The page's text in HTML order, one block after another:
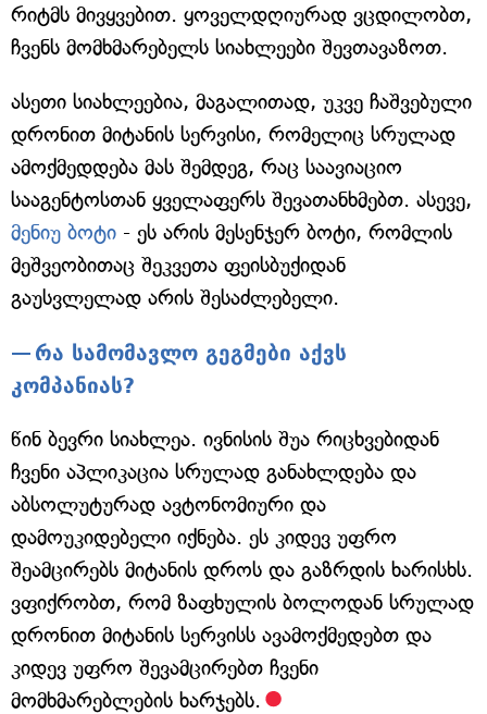
რიტმს მივყვებით. ყოველდღიურად ვცდილობთ,
ჩვენს მომხმარებელს სიახლეები შევთავაზოთ.
ასეთი სიახლეებია, მაგალითად, უკვე ჩაშვებული
დრონით მიტანის სერვისი, რომელიც სრულად
ამოქმედდება მას შემდეგ, რაც საავიაციო
სააგენტოსთან ყველაფერს შევათანხმებთ. ასევე,
მენიუ ბოტი - ეს არის მესენჯერ ბოტი, რომლის
მეშვეობითაც შეკვეთა ფეისბუქიდან
გაუსვლელად არის შესაძლებელი.
რა სამომავლო გეგმები აქვს
კომპანიას?
წინ ბევრი სიახლეა. ივნისის შუა რიცხვებიდან
ჩვენი აპლიკაცია სრულად განახლდება და
აბსოლუტურად ავტონომიური და
დამოუკიდებელი იქნება. ეს კიდევ უფრო
შეამცირებს მიტანის დროს და გაზრდის ხარისხს.
ვფიქრობთ, რომ ზაფხულის ბოლოდან სრულად
დრონით მიტანის სერვისს ავამოქმედებთ და
კიდევ უფრო შევამცირებთ ჩვენი
მომხმარებლების ხარჯებს.